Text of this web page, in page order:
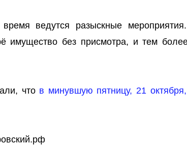
ведутся разыскные
имущество без присмотра, и тем
что в минувшую пятницу, 21